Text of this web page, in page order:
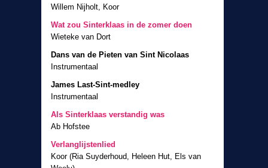
Willem Nijholt, Koor
Wat zou Sinterklaas in de zomer doen
Wieteke van Dort
Dans van de Pieten van Sint Nicolaas
Instrumentaal
James Last-Sint-medley
Instrumentaal
Als Sinterklaas verstandig was
Ab Hofstee
Verlanglijstenlied
Koor (Ria Suyderhoud, Heleen Hut, Els van